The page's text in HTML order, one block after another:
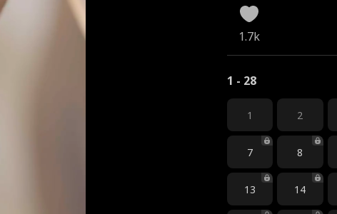
1.7k
1 - 28
1 2
7 8
13 14